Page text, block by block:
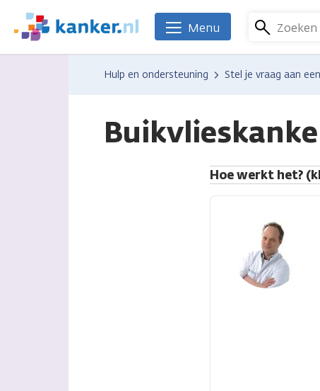
naar
We
zijn
Kanker.nl
Zoeken
Menu
Hulp en ondersteuning Stel je vraag aan
Hoe werkt het?